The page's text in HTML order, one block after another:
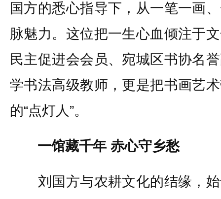
国方的悉心指导下，从一笔一画
脉魅力。这位把一生心血倾注于
民主促进会会员、宛城区书协名
学书法高级教师，更是把书画艺
的“点灯人”。
一馆藏千年 赤心守乡愁
刘国方与农耕文化的结缘，始